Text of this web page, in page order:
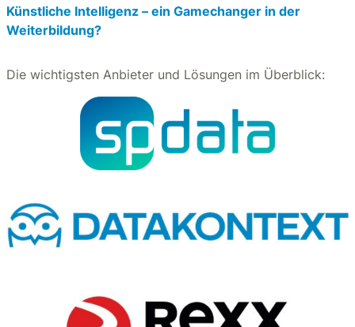
Künstliche Intelligenz – ein Gamechanger in der
Weiterbildung?
Die wichtigsten Anbieter und Lösungen im Überblick: